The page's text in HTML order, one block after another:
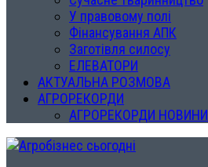
У правовому полі
Фінансування АПК
Заготівля силосу
ЕЛЕВАТОРИ
АКТУАЛЬНА РОЗМОВА
АГРОРЕКОРДИ
АГРОРЕКОРДИ НОВИНИ